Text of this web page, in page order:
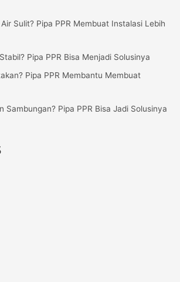
Sulit? Pipa PPR Membuat Instalasi Lebih
Pipa PPR Bisa Menjadi Solusinya
Pipa PPR Membantu Membuat
Sambungan? Pipa PPR Bisa Jadi Solusinya